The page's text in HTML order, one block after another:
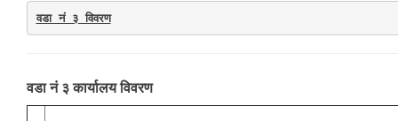
वडा नं ३ विवरण
वडा नं ३ कार्यालय विवरण